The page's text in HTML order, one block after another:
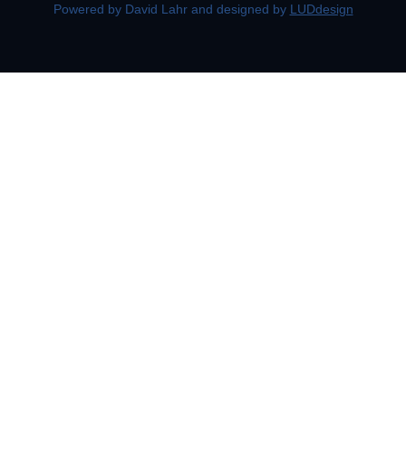
Powered by David Lahr and designed by LUDdesign